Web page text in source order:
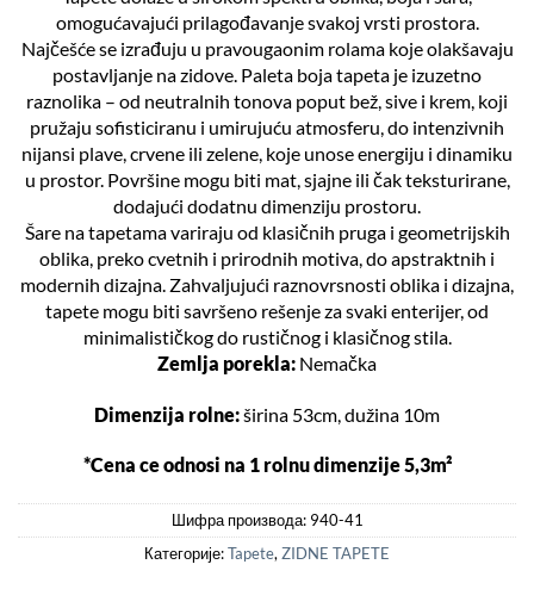
omogućavajući prilagođavanje svakoj vrsti prostora.
Najčešće se izrađuju u pravougaonim rolama koje olakšavaju
postavljanje na zidove. Paleta boja tapeta je izuzetno
raznolika – od neutralnih tonova poput bež, sive i krem, koji
pružaju sofisticiranu i umirujuću atmosferu, do intenzivnih
nijansi plave, crvene ili zelene, koje unose energiju i dinamiku
u prostor. Površine mogu biti mat, sjajne ili čak teksturirane,
dodajući dodatnu dimenziju prostoru.
Šare na tapetama variraju od klasičnih pruga i geometrijskih
oblika, preko cvetnih i prirodnih motiva, do apstraktnih i
modernih dizajna. Zahvaljujući raznovrsnosti oblika i dizajna,
tapete mogu biti savršeno rešenje za svaki enterijer, od
minimalističkog do rustičnog i klasičnog stila.
Zemlja porekla: Nemačka
Dimenzija rolne:širina 53cm, dužina 10m
*Cena ce odnosi na 1 rolnu dimenzije 5,3m²
Шифра производа: 940-41
Категорије:Tapete, ZIDNE TAPETE